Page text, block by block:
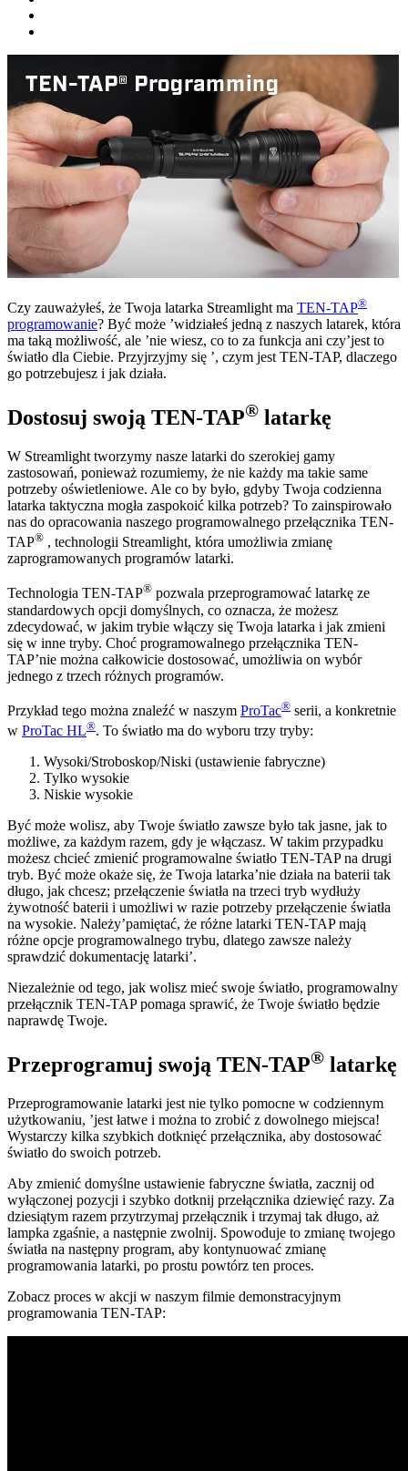
Czy zauważyłeś, że Twoja latarka Streamlight ma TEN-TAP®
programowanie? Być może ’widziałeś jedną z naszych latarek, która
ma taką możliwość, ale ’nie wiesz, co to za funkcja ani czy’jest to
światło dla Ciebie. Przyjrzyjmy się ’, czym jest TEN-TAP, dlaczego
go potrzebujesz i jak działa.
Dostosuj swoją TEN-TAP® latarkę
W Streamlight tworzymy nasze latarki do szerokiej gamy
zastosowań, ponieważ rozumiemy, że nie każdy ma takie same
potrzeby oświetleniowe. Ale co by było, gdyby Twoja codzienna
latarka taktyczna mogła zaspokoić kilka potrzeb? To zainspirowało
nas do opracowania naszego programowalnego przełącznika TEN-
TAP® , technologii Streamlight, która umożliwia zmianę
zaprogramowanych programów latarki.
Technologia TEN-TAP® pozwala przeprogramować latarkę ze
standardowych opcji domyślnych, co oznacza, że ​​możesz
zdecydować, w jakim trybie włączy się Twoja latarka i jak zmieni
się w inne tryby. Choć programowalnego przełącznika TEN-
TAP’nie można całkowicie dostosować, umożliwia on wybór
jednego z trzech różnych programów.
Przykład tego można znaleźć w naszym ProTac® serii, a konkretnie
w ProTac HL®. To światło ma do wyboru trzy tryby:
Wysoki/Stroboskop/Niski (ustawienie fabryczne)
Tylko wysokie
Niskie wysokie
Być może wolisz, aby Twoje światło zawsze było tak jasne, jak to
możliwe, za każdym razem, gdy je włączasz. W takim przypadku
możesz chcieć zmienić programowalne światło TEN-TAP na drugi
tryb. Być może okaże się, że Twoja latarka’nie działa na baterii tak
długo, jak chcesz; przełączenie światła na trzeci tryb wydłuży
żywotność baterii i umożliwi w razie potrzeby przełączenie światła
na wysokie. Należy’pamiętać, że różne latarki TEN-TAP mają
różne opcje programowalnego trybu, dlatego zawsze należy
sprawdzić dokumentację latarki’.
Niezależnie od tego, jak wolisz mieć swoje światło, programowalny
przełącznik TEN-TAP pomaga sprawić, że Twoje światło będzie
naprawdę Twoje.
Przeprogramuj swoją TEN-TAP® latarkę
Przeprogramowanie latarki jest nie tylko pomocne w codziennym
użytkowaniu, ’jest łatwe i można to zrobić z dowolnego miejsca!
Wystarczy kilka szybkich dotknięć przełącznika, aby dostosować
światło do swoich potrzeb.
Aby zmienić domyślne ustawienie fabryczne światła, zacznij od
wyłączonej pozycji i szybko dotknij przełącznika dziewięć razy. Za
dziesiątym razem przytrzymaj przełącznik i trzymaj tak długo, aż
lampka zgaśnie, a następnie zwolnij. Spowoduje to zmianę twojego
światła na następny program, aby kontynuować zmianę
programowania latarki, po prostu powtórz ten proces.
Zobacz proces w akcji w naszym filmie demonstracyjnym
programowania TEN-TAP: